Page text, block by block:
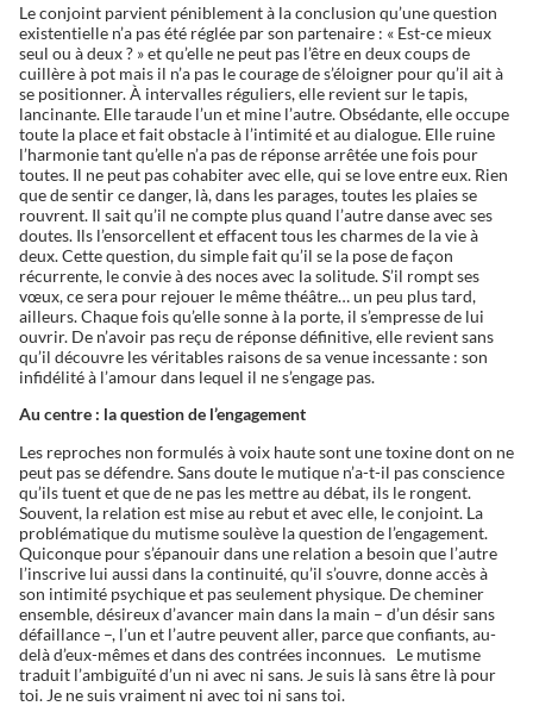
Le conjoint parvient péniblement à la conclusion qu’une question
existentielle n’a pas été réglée par son partenaire : « Est-ce mieux
seul ou à deux ? » et qu’elle ne peut pas l’être en deux coups de
cuillère à pot mais il n’a pas le courage de s’éloigner pour qu’il ait à
se positionner. À intervalles réguliers, elle revient sur le tapis,
lancinante. Elle taraude l’un et mine l’autre. Obsédante, elle occupe
toute la place et fait obstacle à l’intimité et au dialogue. Elle ruine
l’harmonie tant qu’elle n’a pas de réponse arrêtée une fois pour
toutes. Il ne peut pas cohabiter avec elle, qui se love entre eux. Rien
que de sentir ce danger, là, dans les parages, toutes les plaies se
rouvrent. Il sait qu’il ne compte plus quand l’autre danse avec ses
doutes. Ils l’ensorcellent et effacent tous les charmes de la vie à
deux. Cette question, du simple fait qu’il se la pose de façon
récurrente, le convie à des noces avec la solitude. S’il rompt ses
vœux, ce sera pour rejouer le même théâtre… un peu plus tard,
ailleurs. Chaque fois qu’elle sonne à la porte, il s’empresse de lui
ouvrir. De n’avoir pas reçu de réponse définitive, elle revient sans
qu’il découvre les véritables raisons de sa venue incessante : son
infidélité à l’amour dans lequel il ne s’engage pas.
Au centre : la question de l’engagement
Les reproches non formulés à voix haute sont une toxine dont on ne
peut pas se défendre. Sans doute le mutique n’a-t-il pas conscience
qu’ils tuent et que de ne pas les mettre au débat, ils le rongent.
Souvent, la relation est mise au rebut et avec elle, le conjoint. La
problématique du mutisme soulève la question de l’engagement.
Quiconque pour s’épanouir dans une relation a besoin que l’autre
l’inscrive lui aussi dans la continuité, qu’il s’ouvre, donne accès à
son intimité psychique et pas seulement physique. De cheminer
ensemble, désireux d’avancer main dans la main – d’un désir sans
défaillance –, l’un et l’autre peuvent aller, parce que confiants, au-
delà d’eux-mêmes et dans des contrées inconnues. Le mutisme
traduit l’ambiguïté d’un ni avec ni sans. Je suis là sans être là pour
toi. Je ne suis vraiment ni avec toi ni sans toi.